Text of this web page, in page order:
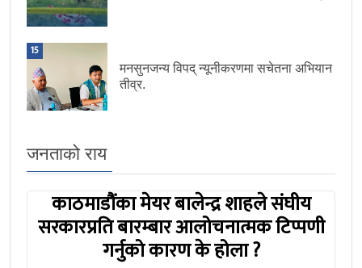
15
मनसुनजन्य विपद् न्यूनीकरणमा सचेतना अभियान
तीव्र.
जनताको राय
काठमाडौंका मेयर बालेन्द्र शाहले संघीय
सरकारप्रति बारम्बार आलोचनात्मक टिप्पणी
गर्नुको कारण के होला ?